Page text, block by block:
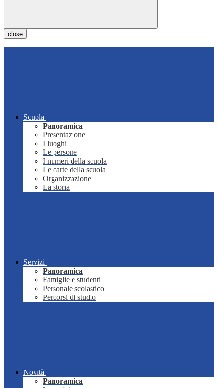
close
Scuola
Panoramica
Presentazione
I luoghi
Le persone
I numeri della scuola
Le carte della scuola
Organizzazione
La storia
Servizi
Panoramica
Famiglie e studenti
Personale scolastico
Percorsi di studio
Novità
Panoramica